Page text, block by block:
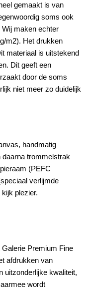
gemaakt is van
soms ook
maken echter
m2). Het drukken
materiaal is uitstekend
Dit geeft een
door de soms
niet meer zo duidelijk
handmatig
trommelstrak
(PEFC
verlijmde
plezier.
Premium Fine
afdrukken van
uitzonderlijke kwaliteit,
wordt